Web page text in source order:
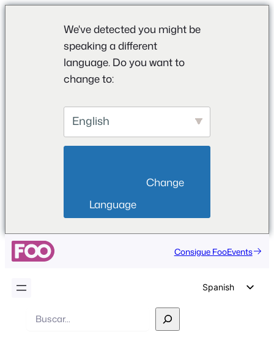
We've detected you might be
speaking a different
language. Do you want to
change to:
English
Language
Consigue FooEvents
Spanish
Buscar